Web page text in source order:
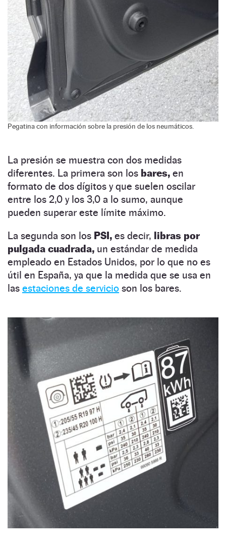
Pegatina con información sobre la presión de los neumáticos.
La presión se muestra con dos medidas
diferentes. La primera son los bares, en
formato de dos dígitos y que suelen oscilar
entre los 2,0 y los 3,0 a lo sumo, aunque
pueden superar este límite máximo.
La segunda son los PSI, es decir, libras por
pulgada cuadrada, un estándar de medida
empleado en Estados Unidos, por lo que no es
útil en España, ya que la medida que se usa en
las estaciones de servicio son los bares.